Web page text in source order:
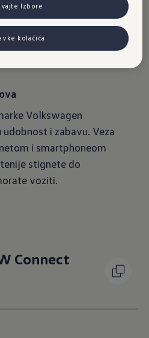
Volkswagen
i zabavu. Veza
i smartphoneom
stignete do
voziti.
Connect
Izbore
kolačića